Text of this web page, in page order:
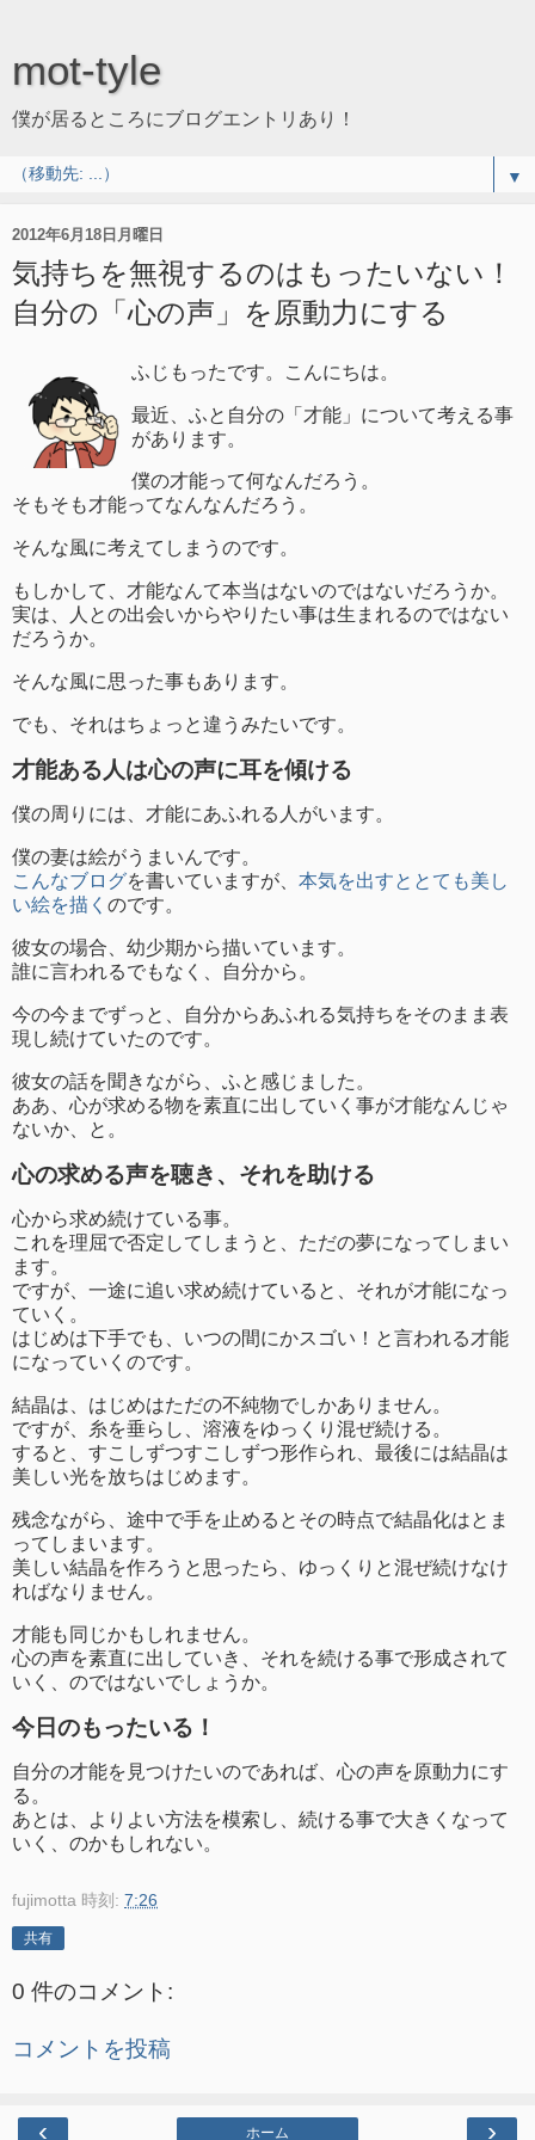
mot-tyle
僕が居るところにブログエントリあり！
▼
2012年6月18日月曜日
気持ちを無視するのはもったいない！
自分の「心の声」を原動力にする
ふじもったです。こんにちは。
最近、ふと自分の「才能」について考える事
があります。
僕の才能って何なんだろう。
そもそも才能ってなんなんだろう。
そんな風に考えてしまうのです。
もしかして、才能なんて本当はないのではないだろうか。
実は、人との出会いからやりたい事は生まれるのではない
だろうか。
そんな風に思った事もあります。
でも、それはちょっと違うみたいです。
才能ある人は心の声に耳を傾ける
僕の周りには、才能にあふれる人がいます。
僕の妻は絵がうまいんです。
こんなブログを書いていますが、 本気を出すととても美し
い絵を描く のです。
彼女の場合、幼少期から描いています。
誰に言われるでもなく、自分から。
今の今までずっと、自分からあふれる気持ちをそのまま表
現し続けていたのです。
彼女の話を聞きながら、ふと感じました。
ああ、心が求める物を素直に出していく事が才能なんじゃ
ないか、と。
心の求める声を聴き、それを助ける
心から求め続けている事。
これを理屈で否定してしまうと、ただの夢になってしまい
ます。
ですが、一途に追い求め続けていると、それが才能になっ
ていく。
はじめは下手でも、いつの間にかスゴい！と言われる才能
になっていくのです。
結晶は、はじめはただの不純物でしかありません。
ですが、糸を垂らし、溶液をゆっくり混ぜ続ける。
すると、すこしずつすこしずつ形作られ、最後には結晶は
美しい光を放ちはじめます。
残念ながら、途中で手を止めるとその時点で結晶化はとま
ってしまいます。
美しい結晶を作ろうと思ったら、ゆっくりと混ぜ続けなけ
ればなりません。
才能も同じかもしれません。
心の声を素直に出していき、それを続ける事で形成されて
いく、のではないでしょうか。
今日のもったいる！
自分の才能を見つけたいのであれば、心の声を原動力にす
る。
あとは、よりよい方法を模索し、続ける事で大きくなって
いく、のかもしれない。
fujimotta 時刻: 7:26
共有
0 件のコメント:
コメントを投稿
‹ ›
ホーム